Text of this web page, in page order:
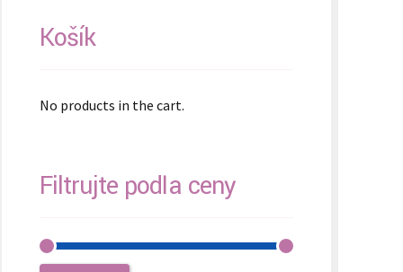
Košík
No products in the cart.
Filtrujte podľa ceny